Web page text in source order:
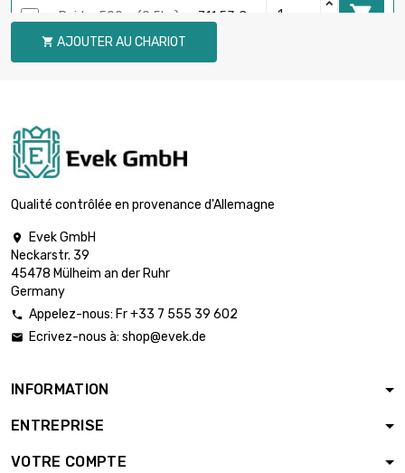
Poids : 500gr (0.5kg) 711,53 € 
Poids : 5000gr
(5kg)
 AJOUTER AU CHARIOT
Qualité contrôlée en provenance d'Allemagne

Evek GmbH
Neckarstr. 39
45478 Mülheim an der Ruhr
Germany
 Appelez-nous: Fr +33 7 555 39 602
 Ecrivez-nous à: shop@evek.de
INFORMATION
ENTREPRISE
VOTRE COMPTE